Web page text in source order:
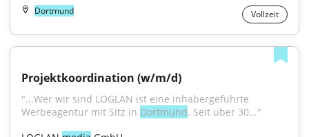
Dortmund Vollzeit
Projektkoordination (w/m/d)
"...Wer wir sind LOGLAN ist eine inhabergeführte
Werbeagentur mit Sitz in Dortmund. Seit über 30..."